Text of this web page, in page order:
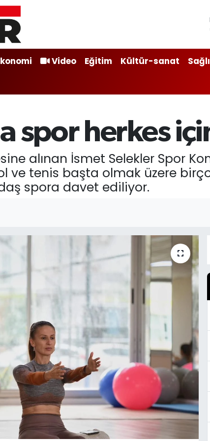
Video Eğitim Kültür-sanat
spor herkes
alınan İsmet Selekler Spor
ve tenis başta olmak üzere
spora davet ediliyor.